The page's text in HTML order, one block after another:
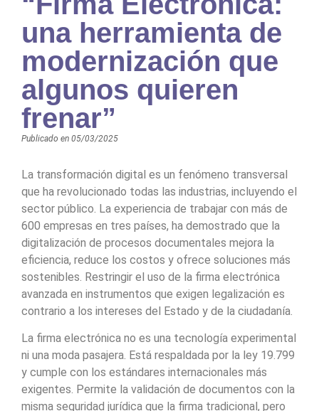
una herramienta de
modernización que
algunos quieren
frenar”
Publicado en 05/03/2025
La transformación digital es un fenómeno transversal
que ha revolucionado todas las industrias, incluyendo el
sector público. La experiencia de trabajar con más de
600 empresas en tres países, ha demostrado que la
digitalización de procesos documentales mejora la
eficiencia, reduce los costos y ofrece soluciones más
sostenibles. Restringir el uso de la firma electrónica
avanzada en instrumentos que exigen legalización es
contrario a los intereses del Estado y de la ciudadanía.
La firma electrónica no es una tecnología experimental
ni una moda pasajera. Está respaldada por la ley 19.799
y cumple con los estándares internacionales más
exigentes. Permite la validación de documentos con la
misma seguridad jurídica que la firma tradicional, pero